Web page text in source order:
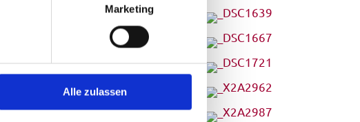
Marketing
Alle zulassen